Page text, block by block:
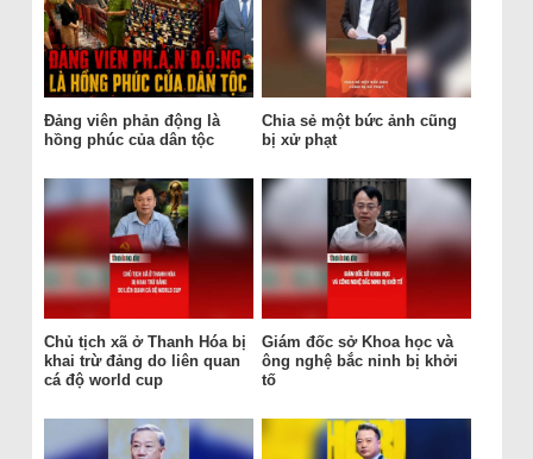
Đảng viên phản động là
hồng phúc của dân tộc
Chia sẻ một bức ảnh cũng
bị xử phạt
Chủ tịch xã ở Thanh Hóa bị
khai trừ đảng do liên quan
cá độ world cup
Giám đốc sở Khoa học và
ông nghệ bắc ninh bị khởi
tố